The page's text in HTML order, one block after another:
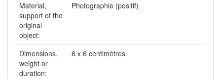
Material,
support of the
original
object:
Photographie (positif)
Dimensions,
weight or
duration:
6 x 6 centimètres